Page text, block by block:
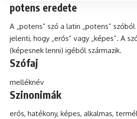
potens eredete
A „potens” szó a latin „potens”
jelenti, hogy „erős” vagy „képes”. A
(képesnek lenni) igéből származik.
Szófaj
melléknév
Szinonimák
erős, hatékony, képes, alkalmas,